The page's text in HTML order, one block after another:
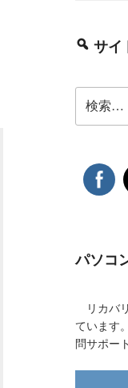
サイ
索:
パソコ
リカバ
ています
問サポー